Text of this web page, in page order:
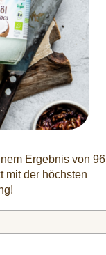
Ergebnis von 96
mit der höchsten